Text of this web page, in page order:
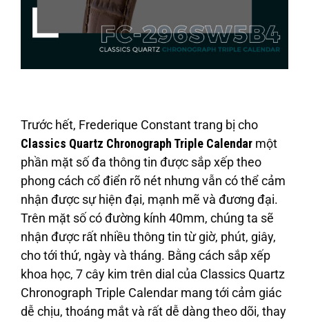
Trước hết, Frederique Constant trang bị cho
Classics Quartz Chronograph Triple Calendar một
phần mặt số đa thông tin được sắp xếp theo
phong cách cổ điển rõ nét nhưng vẫn có thể cảm
nhận được sự hiện đại, mạnh mẽ và đương đại.
Trên mặt số có đường kính 40mm, chúng ta sẽ
nhận được rất nhiều thông tin từ giờ, phút, giây,
cho tới thứ, ngày và tháng. Bằng cách sắp xếp
khoa học, 7 cây kim trên dial của Classics Quartz
Chronograph Triple Calendar mang tới cảm giác
dễ chịu, thoáng mắt và rất dễ dàng theo dõi, thay